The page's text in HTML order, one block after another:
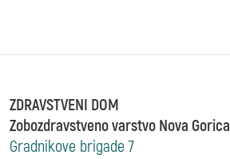
ZDRAVSTVENI DOM
Zobozdravstveno varstvo Nova Gorica
Gradnikove brigade 7